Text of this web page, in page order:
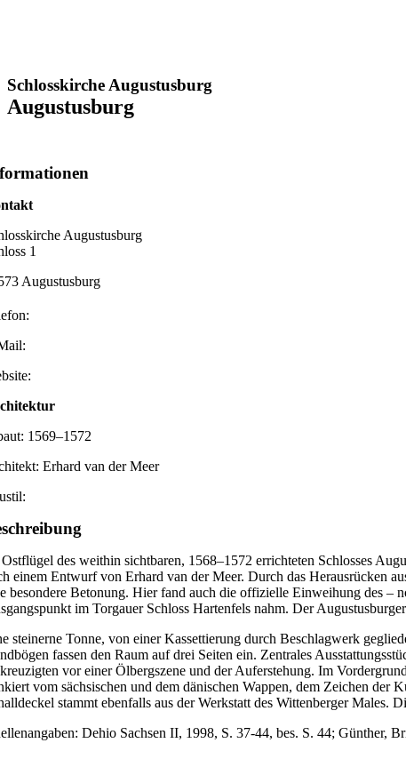
Schlosskirche Augustusburg
Augustusburg
Augustusburg
1
Augustusburg
1569–1572
Erhard van der Meer
des weithin sichtbaren, 1568–1572 errichteten Schlosses
einem Entwurf von Erhard van der Meer. Durch das Herausrücken
besondere Betonung. Hier fand auch die offizielle Einweihung des –
im Torgauer Schloss Hartenfels nahm. Der
steinerne Tonne, von einer Kassettierung durch Beschlagwerk
fassen den Raum auf drei Seiten ein. Zentrales
vor einer Ölbergszene und der Auferstehung. Im
vom sächsischen und dem dänischen Wappen, dem Zeichen
stammt ebenfalls aus der Werkstatt des Wittenberger
Dehio Sachsen II, 1998, S. 37-44, bes. S. 44; Günther,